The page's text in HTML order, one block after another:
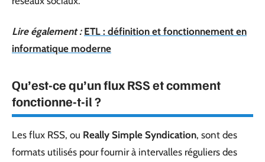
Lire également : ETL : définition et fonctionnement en
informatique moderne
Qu’est-ce qu’un flux RSS et comment
fonctionne-t-il ?
Les flux RSS, ou Really Simple Syndication, sont des
formats utilisés pour fournir à intervalles réguliers des